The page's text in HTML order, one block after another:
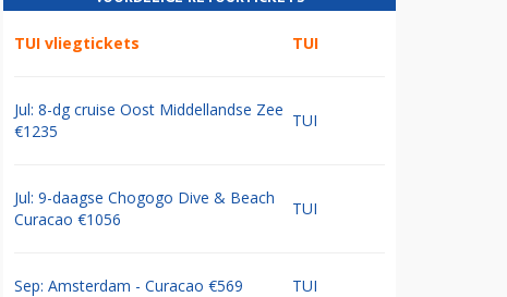
TUI vliegtickets TUI
Jul: 8-dg cruise Oost Middellandse Zee
€1235
TUI
Jul: 9-daagse Chogogo Dive & Beach
Curacao €1056
TUI
Sep: Amsterdam - Curacao €569 TUI